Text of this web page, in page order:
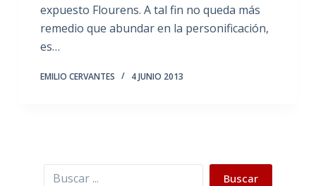
expuesto Flourens. A tal fin no queda más
remedio que abundar en la personificación,
es…
EMILIO CERVANTES 4 JUNIO 2013
Buscar Buscar